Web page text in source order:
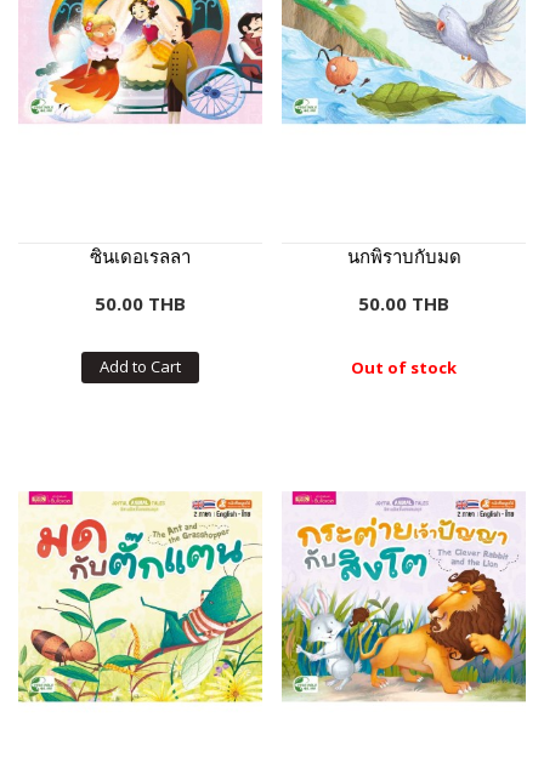
ซินเดอเรลลา
50.00 THB
Add to Cart
นกพิราบกับมด
50.00 THB
Out of stock